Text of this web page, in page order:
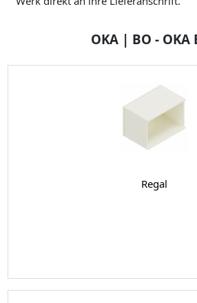
OKA | BO - OKA
Regal